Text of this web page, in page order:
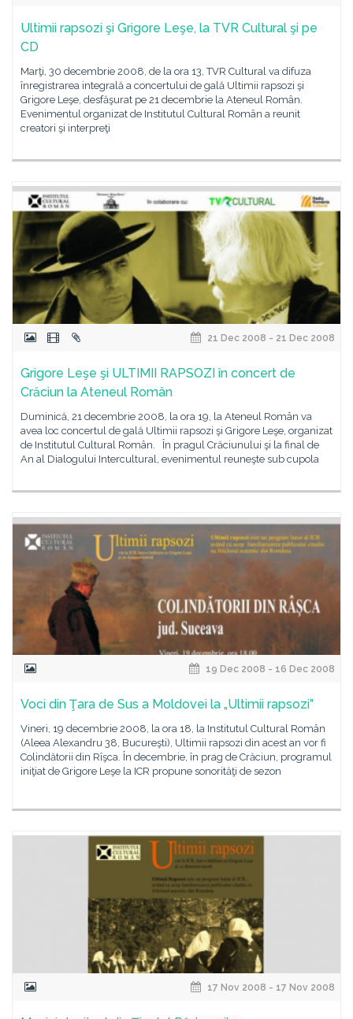
Ultimii rapsozi şi Grigore Leşe, la TVR Cultural şi pe
CD
Marţi, 30 decembrie 2008, de la ora 13, TVR Cultural va difuza
înregistrarea integrală a concertului de gală Ultimii rapsozi şi
Grigore Leşe, desfăşurat pe 21 decembrie la Ateneul Român.
Evenimentul organizat de Institutul Cultural Român a reunit
creatori şi interpreţi
21 Dec 2008 - 21 Dec 2008
Grigore Leşe şi ULTIMII RAPSOZI în concert de
Crăciun la Ateneul Român
Duminică, 21 decembrie 2008, la ora 19, la Ateneul Român va
avea loc concertul de gală Ultimii rapsozi şi Grigore Leşe, organizat
de Institutul Cultural Român. În pragul Crăciunului şi la final de
An al Dialogului Intercultural, evenimentul reuneşte sub cupola
19 Dec 2008 - 16 Dec 2008
Voci din Ţara de Sus a Moldovei la „Ultimii rapsozi”
Vineri, 19 decembrie 2008, la ora 18, la Institutul Cultural Român
(Aleea Alexandru 38, Bucureşti), Ultimii rapsozi din acest an vor fi
Colindătorii din Rîşca. În decembrie, în prag de Crăciun, programul
iniţiat de Grigore Leşe la ICR propune sonorităţi de sezon
17 Nov 2008 - 17 Nov 2008